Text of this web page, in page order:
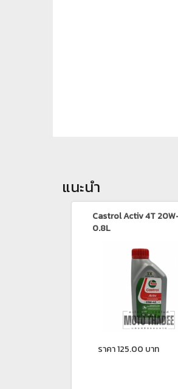
แนะนำ
Castrol Activ 4T
0.8L
ราคา 125.00 บาท